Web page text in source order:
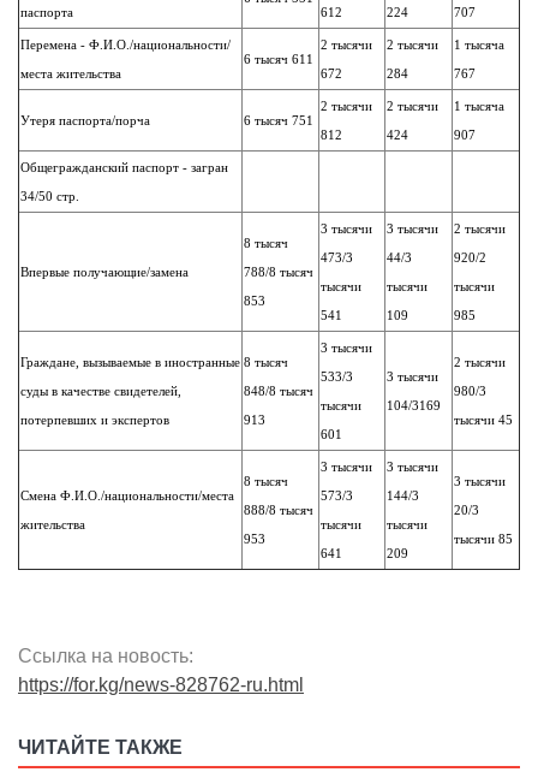
паспорта
612
224 707
Перемена - Ф.И.О./национальности/
места жительства
6 тысяч 611
2 тысячи
672
2 тысячи
284
1 тысяча
767
Утеря паспорта/порча 6 тысяч 751
2 тысячи
812
2 тысячи
424
1 тысяча
907
Общегражданский паспорт - загран
34/50 стр.
Впервые получающие/замена
8 тысяч
788/8 тысяч
853
3 тысячи
473/3
тысячи
541
3 тысячи
44/3
тысячи
109
2 тысячи
920/2
тысячи
985
Граждане, вызываемые в иностранные
суды в качестве свидетелей,
потерпевших и экспертов
8 тысяч
848/8 тысяч
913
3 тысячи
533/3
тысячи
601
3 тысячи
104/3169
2 тысячи
980/3
тысячи 45
Смена Ф.И.О./национальности/места
жительства
8 тысяч
888/8 тысяч
953
3 тысячи
573/3
тысячи
641
3 тысячи
144/3
тысячи
209
3 тысячи
20/3
тысячи 85
Ссылка на новость:
https://for.kg/news-828762-ru.html
ЧИТАЙТЕ ТАКЖЕ